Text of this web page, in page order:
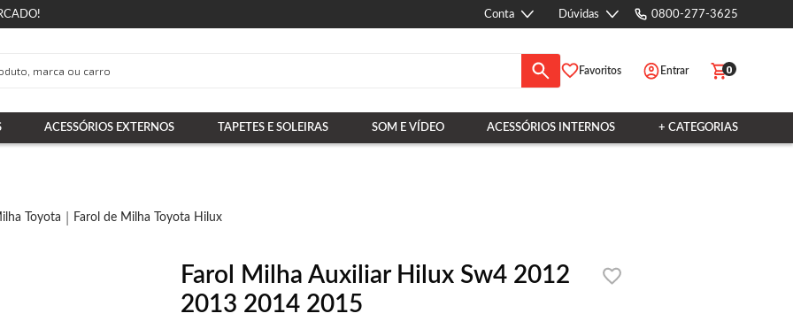
Conta Dúvidas 0800-277-3625
Favoritos Entrar 0
ACESSÓRIOS EXTERNOS TAPETES E SOLEIRAS SOM E VÍDEO ACESSÓRIOS INTERNOS + CATEGORIAS
Toyota Farol de Milha Toyota Hilux
Farol Milha Auxiliar Hilux Sw4 2012
2013 2014 2015